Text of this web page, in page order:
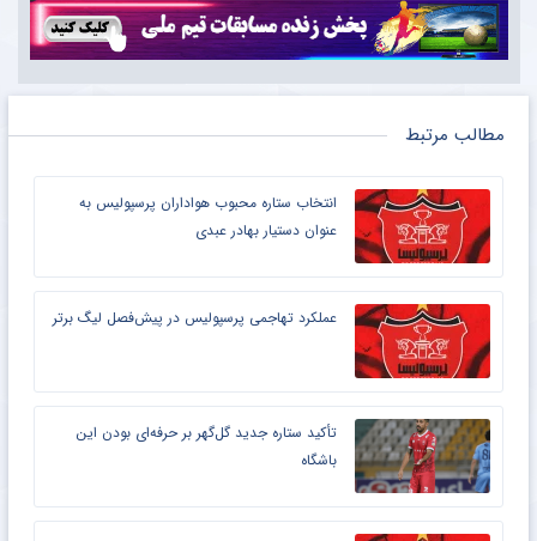
مطالب مرتبط
انتخاب ستاره محبوب هواداران پرسپولیس به
عنوان دستیار بهادر عبدی
عملکرد تهاجمی پرسپولیس در پیش‌فصل لیگ برتر
تأکید ستاره جدید گل‌گهر بر حرفه‌ای بودن این
باشگاه